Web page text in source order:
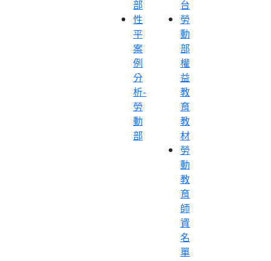
部
性
平
案
例
分
析-
勞
動
部
台
勞
動
部
權
益
教
育
教
材
勞
動
教
育
師
資
名
單